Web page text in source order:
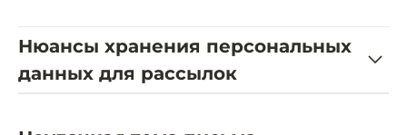
Нюансы хранения персональных
данных для рассылок